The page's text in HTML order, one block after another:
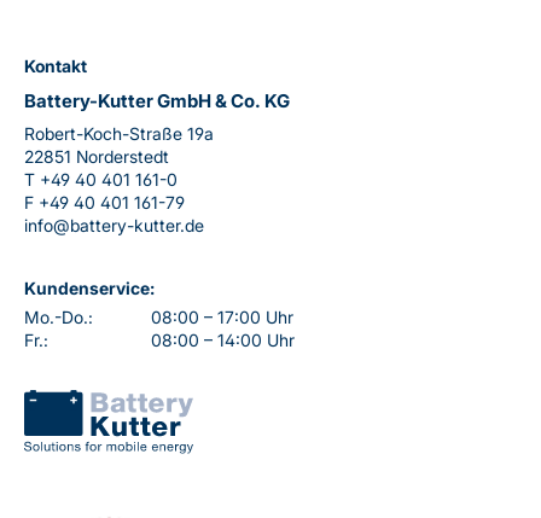
Kontakt
Battery-Kutter GmbH & Co. KG
Robert-Koch-Straße 19a
22851 Norderstedt
T +49 40 401 161-0
F +49 40 401 161-79
info@battery-kutter.de
Kundenservice:
Mo.-Do.:
08:00 – 17:00 Uhr
Fr.:
08:00 – 14:00 Uhr